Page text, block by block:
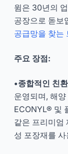
윔은 30년의
공장으로 돋보
공급망을 찾는
주요 장점:
•종합적인 친
운영되며, 해
ECONYL® 및
같은 프리미엄
성 포장재를